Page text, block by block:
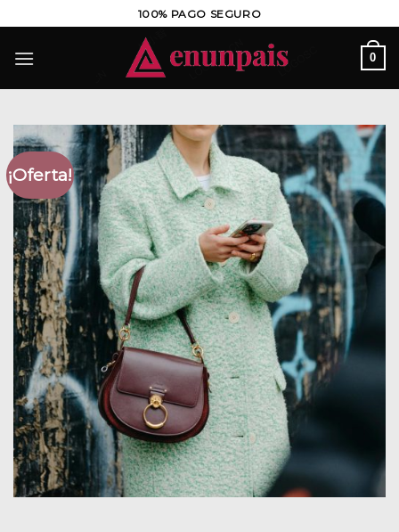
al
contenido
100% PAGO SEGURO
0
¡Oferta!